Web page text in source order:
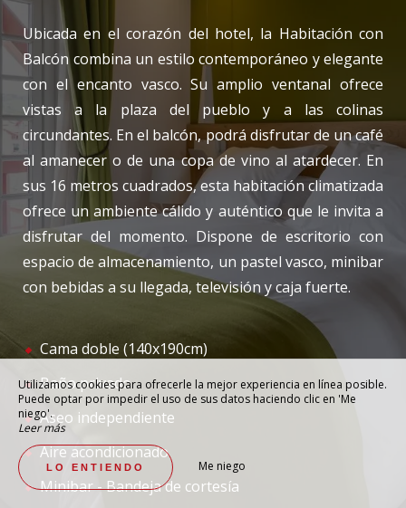
Ubicada en el corazón del hotel, la Habitación con
Balcón combina un estilo contemporáneo y elegante
con el encanto vasco. Su amplio ventanal ofrece
vistas a la plaza del pueblo y a las colinas
circundantes. En el balcón, podrá disfrutar de un café
al amanecer o de una copa de vino al atardecer. En
sus 16 metros cuadrados, esta habitación climatizada
ofrece un ambiente cálido y auténtico que le invita a
disfrutar del momento. Dispone de escritorio con
espacio de almacenamiento, un pastel vasco, minibar
con bebidas a su llegada, televisión y caja fuerte.
Cama doble (140x190cm)
Baño privado
Aseo independiente
Aire acondicionado
Minibar - Bandeja de cortesía
Utilizamos cookies para ofrecerle la mejor experiencia en línea posible.
Puede optar por impedir el uso de sus datos haciendo clic en 'Me
niego'.
Leer más
LO ENTIENDO Me niego